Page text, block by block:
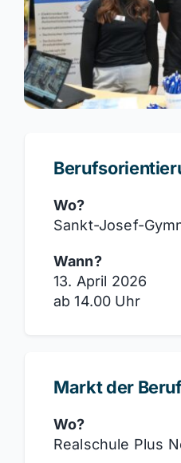
Wo?
Sankt-Josef-
Wann?
13. April 2026
ab 14.00 Uhr
Markt der
Wo?
Realschule Plus